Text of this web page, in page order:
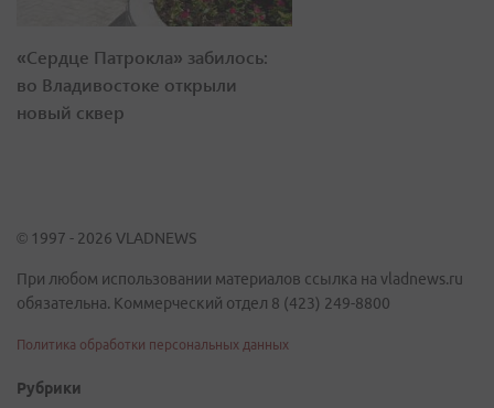
«Сердце Патрокла» забилось:
во Владивостоке открыли
новый сквер
© 1997 - 2026 VLADNEWS
При любом использовании материалов ссылка на vladnews.ru
обязательна. Коммерческий отдел 8 (423) 249-8800
Политика обработки персональных данных
Рубрики